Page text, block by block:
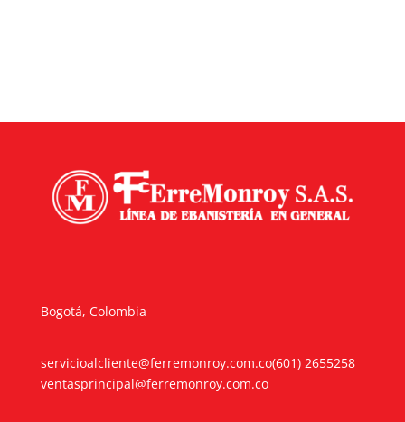
Bogotá, Colombia
servicioalcliente@ferremonroy.com.co
ventasprincipal@ferremonroy.com.co
(601) 2655258